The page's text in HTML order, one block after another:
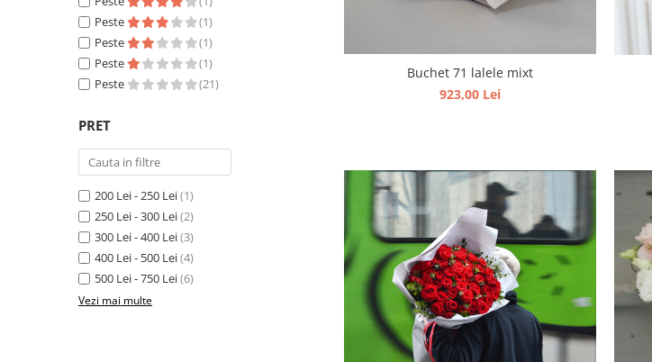
Peste
(1)
Peste
(1)
Peste
(1)
Peste
(21)
PRET
200 Lei - 250 Lei(1)
250 Lei - 300 Lei(2)
300 Lei - 400 Lei(3)
400 Lei - 500 Lei(4)
500 Lei - 750 Lei(6)
Vezi mai multe
Buchet 71 lalele mixt
923,00 Lei